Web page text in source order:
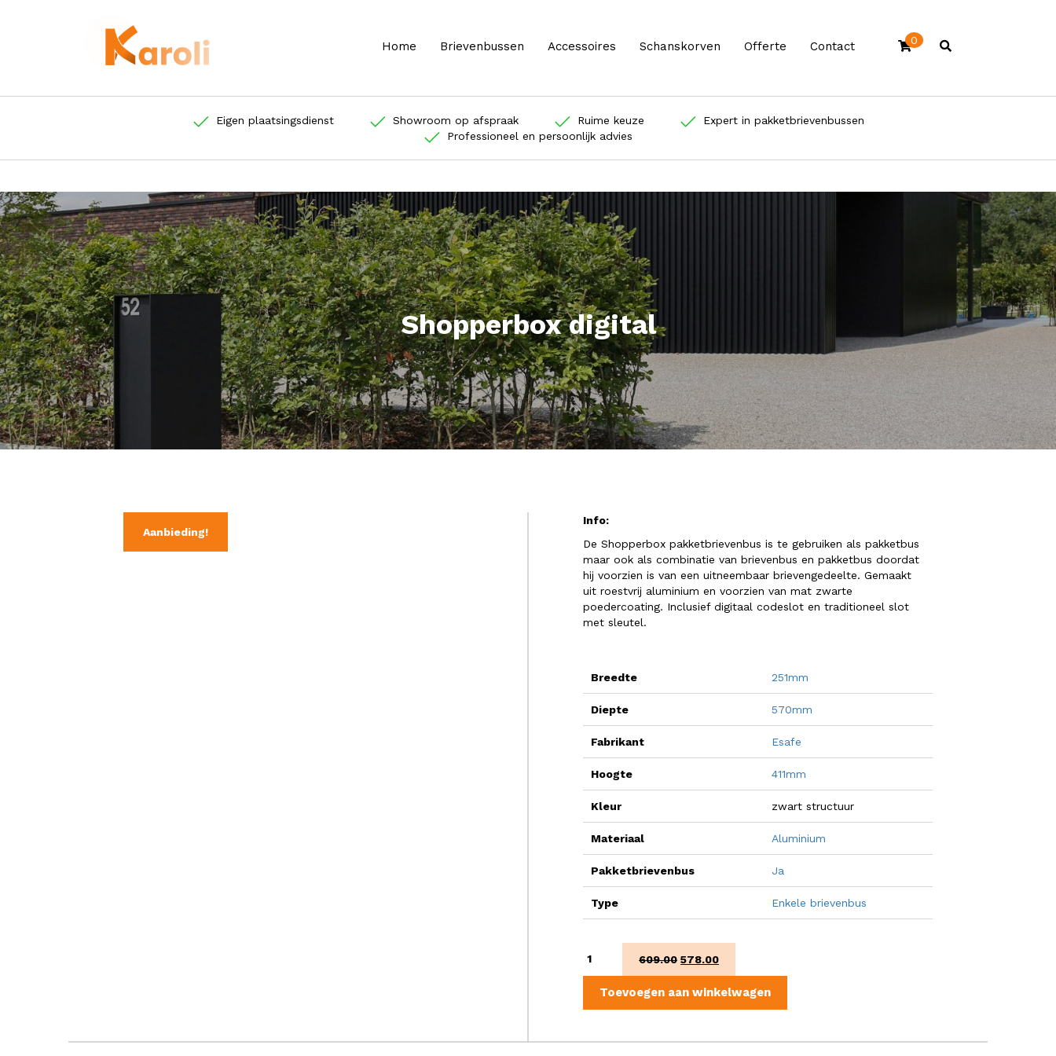
Home Brievenbussen Accessoires Schanskorven Offerte Contact 0
Eigen plaatsingsdienst Showroom op afspraak Ruime keuze
Expert in pakketbrievenbussen
Professioneel en persoonlijk advies
Shopperbox digital
Aanbieding!
Info:
De Shopperbox pakketbrievenbus is te gebruiken als pakketbus
maar ook als combinatie van brievenbus en pakketbus doordat
hij voorzien is van een uitneembaar brievengedeelte. Gemaakt
uit roestvrij aluminium en voorzien van mat zwarte
poedercoating. Inclusief digitaal codeslot en traditioneel slot
met sleutel.
Breedte 251mm
Diepte 570mm
Fabrikant Esafe
Hoogte 411mm
Kleur zwart structuur
Materiaal Aluminium
Pakketbrievenbus Ja
Type Enkele brievenbus
digital
609.00 Oorspronkelijke
prijs
was:
578.00Huidige
prijs
is:
Toevoegen aan winkelwagen